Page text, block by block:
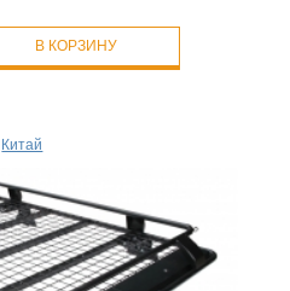
В КОРЗИНУ
Китай